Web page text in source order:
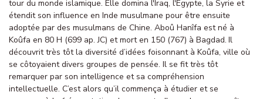
tour du monde islamique. Elle domina l'Iraq, l'Egypte, la Syrie et
étendit son influence en Inde musulmane pour être ensuite
adoptée par des musulmans de Chine. Aboû Hanîfa est né à
Koûfa en 80 H (699 ap. JC) et mort en 150 (767) à Bagdad. Il
découvrit très tôt la diversité d’idées foisonnant à Koûfa, ville où
se côtoyaient divers groupes de pensée. Il se fit très tôt
remarquer par son intelligence et sa compréhension
intellectuelle. C’est alors qu’il commença à étudier et se